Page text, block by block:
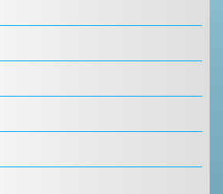
CONTATTI
SAFEGUARDING
RICHIESTA PATROCINIO